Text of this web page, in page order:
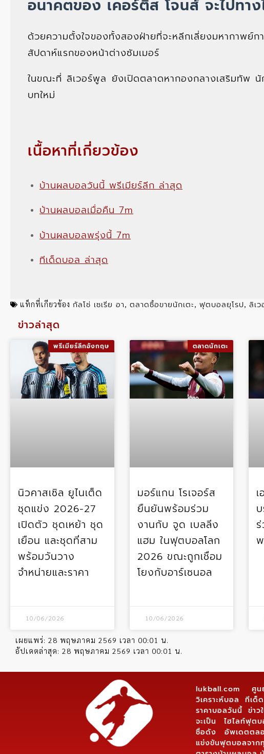
อนาคตของ เคอร์ติส โจนส์ จะไปทาง
ด้วยความตั้งใจของทั้งสองฝ่ายที่จะหลีกเลี่ยงมหากา
สัปดาห์แรกของหน้าต่างซัมเมอร์
ในขณะที่ ลิเวอร์พูล ยังเปิดตลาดหากองกลางเสริมทัพ
บทใหม่
เนื้อหาที่เกี่ยวข้อง
บ้านผลบอลวันนี้ พรีเมียร์ลีก ล่าสุด
บ้านผลบอลเมื่อคืน 7m
บ้านผลบอลพรุ่งนี้ 7m
ทีเด็ดบอล ล่าสุด
แท็กที่เกียวข้อง กัลโช่ เซเรีย อา ตลาดซื้อขายนักเตะ ฟุตบอลยุโรป ลิเ
ข่าวล่าสุด
พรีเมียร์ลีกอังกฤษ
นิวคาสเซิล ยูไนเต็ด
ชุดแข่ง 2026-27
เปิดตัว ชุดเหย้า ชุด
เยือน และชุดที่สาม
พร้อมวันวาง
จำหน่ายและราคา
10/06/2026
ตลาดนักเตะ
มอร์แกน โรเจอร์ส
ยืนยันพร้อมร่วม
งานกับ จูด เบลลิ่ง
แฮม ในฟุตบอลโลก
2026 ขณะถูกเชื่อม
โยงกับอาร์เซนอล
10/06/2026
เผยแพร่: 28 พฤษภาคม 2569 เวลา 00:01 น.
อัปเดตล่าสุด: 28 พฤษภาคม 2569 เวลา 00:01 น.
lukball.com ศูน
วิเคราะห์บอล ทีเด็
ราคาบอลวันนี้ ข่า
จะเป็น ไฮไลท์ฟุต
ชื่อดัง อัพเดตต
แข่งขันฟุตบอลจา